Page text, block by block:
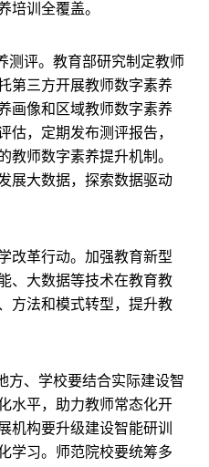
培训全覆盖。
评。教育部研究制定教师
第三方开展教师数字素养
画像和区域教师数字素养
估，定期发布测评报告，
教师数字素养提升机制。
展大数据，探索数据驱动
革行动。加强教育新型
、大数据等技术在教育教
方法和模式转型，提升教
、学校要结合实际建设智
水平，助力教师常态化开
机构要升级建设智能研训
学习。师范院校要统筹多